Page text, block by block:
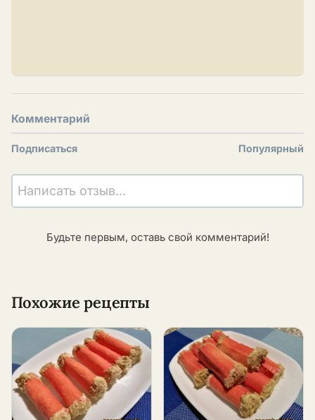
Комментарий
Подписаться Популярный
Написать отзыв...
Будьте первым, оставь свой комментарий!
Похожие рецепты